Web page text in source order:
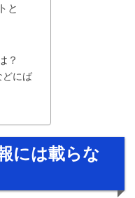
と
？
どにば
には載らな